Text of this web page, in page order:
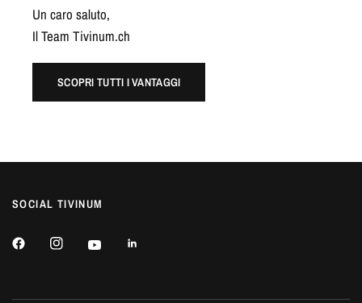
Un caro saluto,
Il Team Tivinum.ch
SCOPRI TUTTI I VANTAGGI
SOCIAL TIVINUM